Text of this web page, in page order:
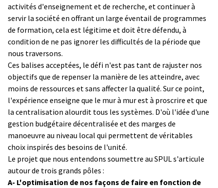
activités d'enseignement et de recherche, et continuer à
servir la société en offrant un large éventail de programmes
de formation, cela est légitime et doit être défendu, à
condition de ne pas ignorer les difficultés de la période que
nous traversons.
Ces balises acceptées, le défi n'est pas tant de rajuster nos
objectifs que de repenser la manière de les atteindre, avec
moins de ressources et sans affecter la qualité. Sur ce point,
l'expérience enseigne que le mur à mur est à proscrire et que
la centralisation alourdit tous les systèmes. D'où l'idée d'une
gestion budgétaire décentralisée et des marges de
manoeuvre au niveau local qui permettent de véritables
choix inspirés des besoins de l'unité.
Le projet que nous entendons soumettre au SPUL s'articule
autour de trois grands pôles :
A- L'optimisation de nos façons de faire en fonction de